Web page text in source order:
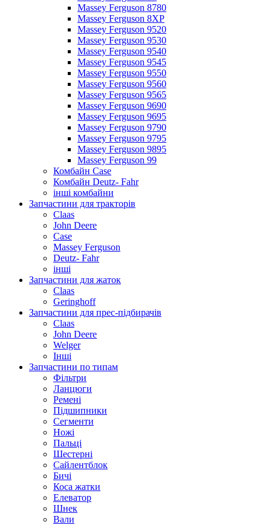
Massey Ferguson 8780
Massey Ferguson 8XP
Massey Ferguson 9520
Massey Ferguson 9530
Massey Ferguson 9540
Massey Ferguson 9545
Massey Ferguson 9550
Massey Ferguson 9560
Massey Ferguson 9565
Massey Ferguson 9690
Massey Ferguson 9695
Massey Ferguson 9790
Massey Ferguson 9795
Massey Ferguson 9895
Massey Ferguson 99
Комбайн Case
Комбайн Deutz- Fahr
інші комбайни
Запчастини для тракторів
Claas
John Deere
Case
Massey Ferguson
Deutz- Fahr
інші
Запчастини для жаток
Claas
Geringhoff
Запчастини для прес-підбирачів
Claas
John Deere
Welger
Інші
Запчастини по типам
Фільтри
Ланцюги
Ремені
Підшипники
Сегменти
Ножі
Пальці
Шестерні
Сайлентблок
Бичі
Коса жатки
Елеватор
Шнек
Вали